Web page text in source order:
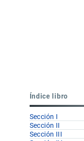
Índice libro
Sección I
Sección II
Sección III